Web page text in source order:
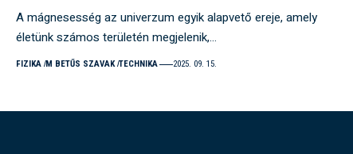
A mágnesesség az univerzum egyik alapvető ereje, amely
életünk számos területén megjelenik,…
FIZIKA M BETŰS SZAVAK TECHNIKA 2025. 09. 15.